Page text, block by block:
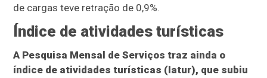
de cargas teve retração de 0,9%.
Índice de atividades turísticas
A Pesquisa Mensal de Serviços traz ainda o
índice de atividades turísticas (Iatur), que subiu